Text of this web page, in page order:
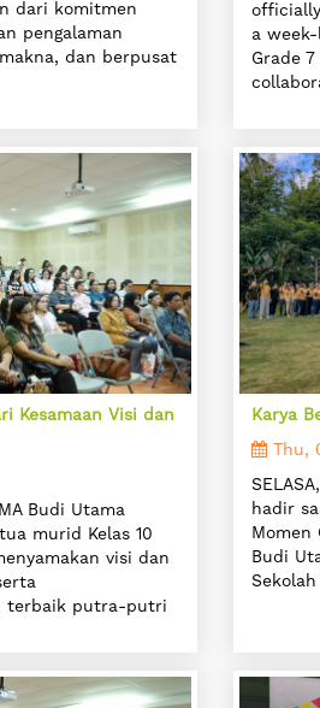
dari komitmen
pengalaman
dan berpusat
a
Grade
Kesamaan Visi dan
Budi Utama
murid Kelas 10
visi dan
terbaik putra-putri
Karya
Thu,
hadir
Momen
Budi